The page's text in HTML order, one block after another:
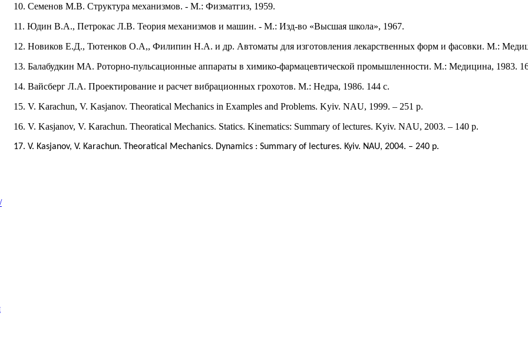
10. Семенов М.В. Структура механизмов. - М.: Физматгиз, 1959.
11. Юдин В.А., Петрокас Л.В. Теория механизмов и машин. - М.: Изд-во «Высшая школа», 1967.
12. Новиков Е.Д., Тютенков О.А,, Филипин Н.А. и др. Автоматы для изготовления лекарственных форм и фасовки. М.:
13. Балабудкин МА. Роторно-пульсационные аппараты в химико-фармацевтической промышленности. М.: Медицина, 1983.
14. Вайсберг Л.А. Проектирование и расчет вибрационных грохотов. М.: Недра, 1986. 144 с.
15. V. Karachun, V. Kasjanov. Theoratical Mechanics in Examples and Problems. Kyiv. NAU, 1999. – 251 p.
16. V. Kasjanov, V. Karachun. Theoratical Mechanics. Statics. Kinematics: Summary of lectures. Kyiv. NAU, 2003. – 140 p.
17. V. Kasjanov, V. Karachun. Theoratical Mechanics. Dynamics : Summary of lectures. Kyiv. NAU, 2004. – 240 p.